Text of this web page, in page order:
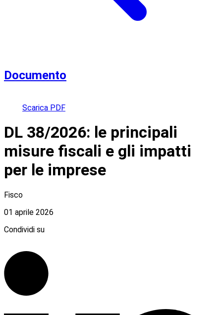
Documento
Scarica PDF
DL 38/2026: le principali
misure fiscali e gli impatti
per le imprese
Fisco
01 aprile 2026
Condividi su